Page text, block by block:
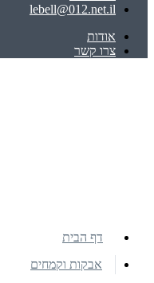
lebell@012.net.il
אודות
צרו קשר
דף הבית
אבקות וקמחים